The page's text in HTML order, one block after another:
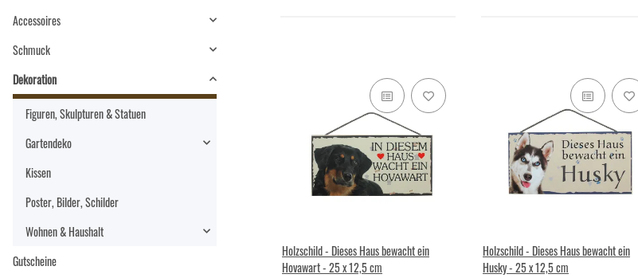
Holzschild - Dieses Haus bewacht ein
Hovawart - 25 x 12,5 cm
Holzschild - Dieses Haus bewacht ein
Husky - 25 x 12,5 cm
Accessoires
Schmuck
Dekoration
Figuren, Skulpturen & Statuen
Gartendeko
Kissen
Poster, Bilder, Schilder
Wohnen & Haushalt
Gutscheine